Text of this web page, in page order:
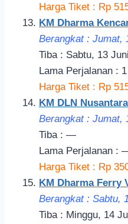
Harga Tiket : Rp
KM Dharma
Berangkat : Jumat,
Tiba : Sabtu, 13
Lama Perjalanan :
Harga Tiket : Rp
KM DLN Nusantara
Berangkat : Jumat,
Tiba : —
Lama Perjalanan :
Harga Tiket : Rp
KM Dharma Ferry
Berangkat : Sabtu,
Tiba : Minggu, 14